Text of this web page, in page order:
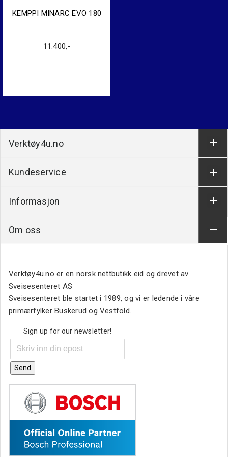
KEMPPI MINARC EVO 180
11.400,-
Verktøy4u.no
Kundeservice
Informasjon
Om oss
Verktøy4u.no er en norsk nettbutikk eid og drevet av
Sveisesenteret AS
Sveisesenteret ble startet i 1989, og vi er ledende i våre
primærfylker Buskerud og Vestfold.
Sign up for our newsletter!
Send